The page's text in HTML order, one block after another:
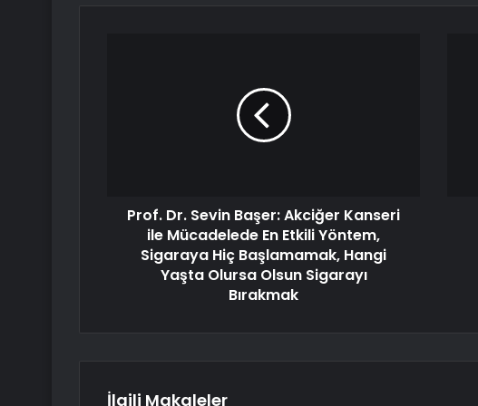
Prof. Dr. Sevin Başer: Akciğer Kanseri
ile Mücadelede En Etkili Yöntem,
Sigaraya Hiç Başlamamak, Hangi
Yaşta Olursa Olsun Sigarayı
Bırakmak
İlgili Makaleler